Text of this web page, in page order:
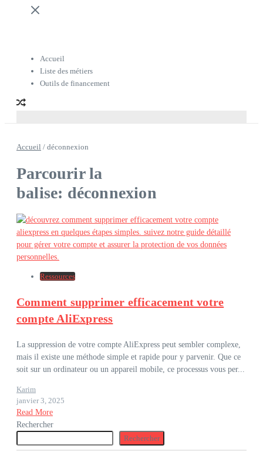
Accueil
Liste des métiers
Outils de financement
Accueil / déconnexion
Parcourir la
balise: déconnexion
Ressources
Comment supprimer efficacement votre
compte AliExpress
La suppression de votre compte AliExpress peut sembler complexe,
mais il existe une méthode simple et rapide pour y parvenir. Que ce
soit sur un ordinateur ou un appareil mobile, ce processus vous per...
Karim
janvier 3, 2025
Read More
Rechercher
Rechercher